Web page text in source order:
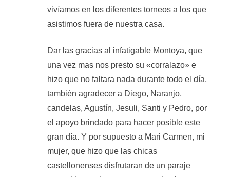
vivíamos en los diferentes torneos a los que
asistimos fuera de nuestra casa.
Dar las gracias al infatigable Montoya, que
una vez mas nos presto su «corralazo» e
hizo que no faltara nada durante todo el día,
también agradecer a Diego, Naranjo,
candelas, Agustín, Jesuli, Santi y Pedro, por
el apoyo brindado para hacer posible este
gran día. Y por supuesto a Mari Carmen, mi
mujer, que hizo que las chicas
castellonenses disfrutaran de un paraje